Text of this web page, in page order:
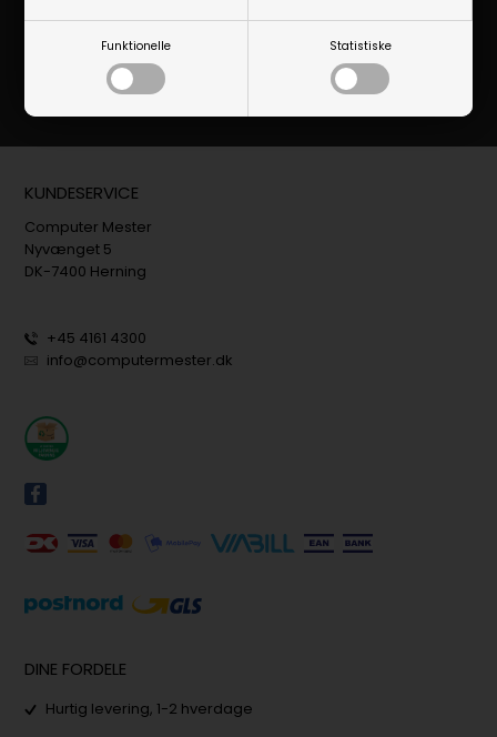
Funktionelle Statistiske
KUNDESERVICE
Computer Mester
Nyvænget 5
DK-7400 Herning
+45 4161 4300
info@computermester.dk
DINE FORDELE
Hurtig levering, 1-2 hverdage